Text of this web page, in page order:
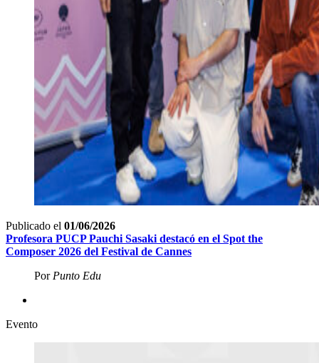
Publicado el 01/06/2026
Profesora PUCP Pauchi Sasaki destacó en el Spot the
Composer 2026 del Festival de Cannes
Por Punto Edu
Evento